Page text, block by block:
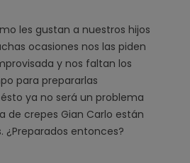
les gustan a nuestros hijos
ocasiones nos las piden
y nos faltan los
para prepararlas
ya no será un problema
de crepes Gian Carlo están
¿Preparados entonces?